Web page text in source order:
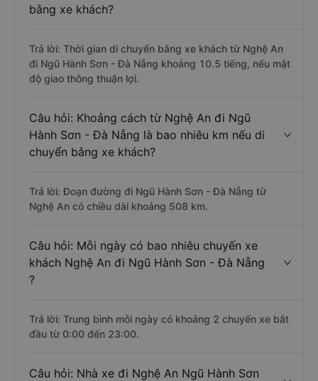
bằng xe khách?
Trả lời: Thời gian di chuyển bằng xe khách từ Nghệ An
đi Ngũ Hành Sơn - Đà Nẵng khoảng 10.5 tiếng, nếu mật
độ giao thông thuận lợi.
Câu hỏi: Khoảng cách từ Nghệ An đi Ngũ
Hành Sơn - Đà Nẵng là bao nhiêu km nếu di
chuyển bằng xe khách?
Trả lời: Đoạn đường đi Ngũ Hành Sơn - Đà Nẵng từ
Nghệ An có chiều dài khoảng 508 km.
Câu hỏi: Mỗi ngày có bao nhiêu chuyến xe
khách Nghệ An đi Ngũ Hành Sơn - Đà Nẵng
?
Trả lời: Trung bình mỗi ngày có khoảng 2 chuyến xe bắt
đầu từ 0:00 đến 23:00.
Câu hỏi: Nhà xe đi Nghệ An Ngũ Hành Sơn